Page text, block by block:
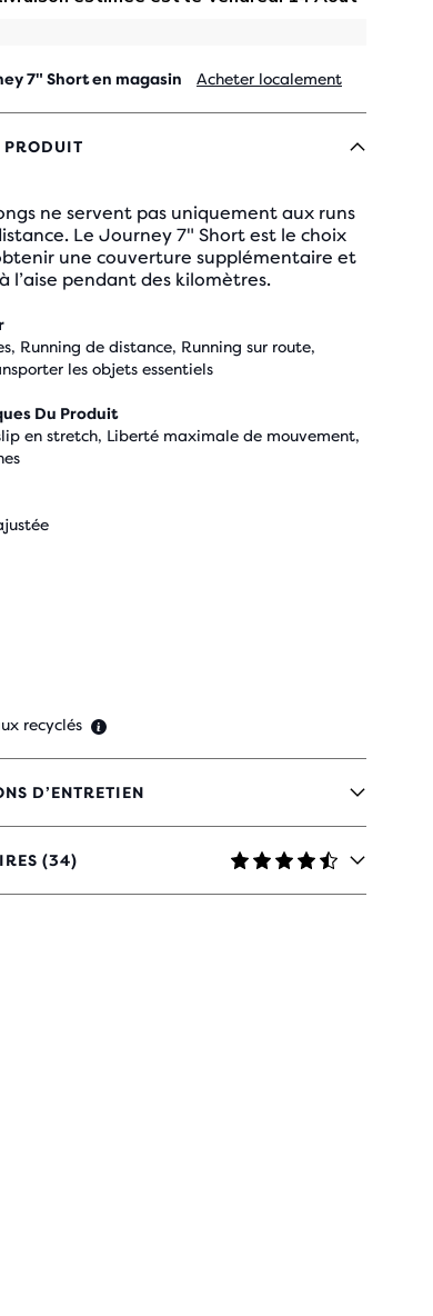
7" Short en magasin Acheter localement
PRODUIT
ne servent pas uniquement aux runs
Le Journey 7" Short est le choix
une couverture supplémentaire et
l’aise pendant des kilomètres.
Running de distance, Running sur route,
les objets essentiels
Du Produit
en stretch, Liberté maximale de mouvement,
recyclés
D’ENTRETIEN
(34)